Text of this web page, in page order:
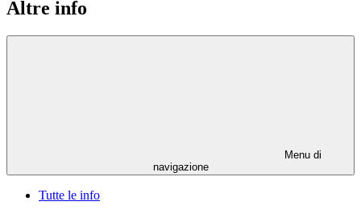
Altre info
Menu di
navigazione
Tutte le info